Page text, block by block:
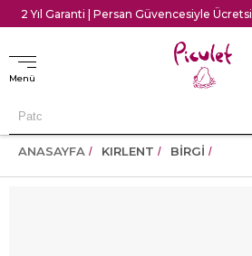
2 Yıl Garanti | Persan Güvencesiyle
Menü
ANASAYFA KIRLENT BİRGİ